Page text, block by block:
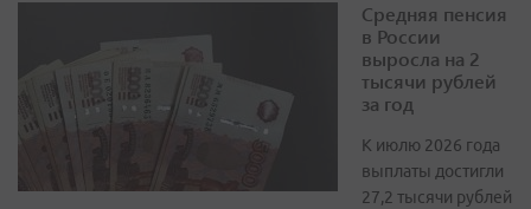
Средняя пенсия
в России
выросла на 2
тысячи рублей
за год
К июлю 2026 года
выплаты достигли
27,2 тысячи рублей